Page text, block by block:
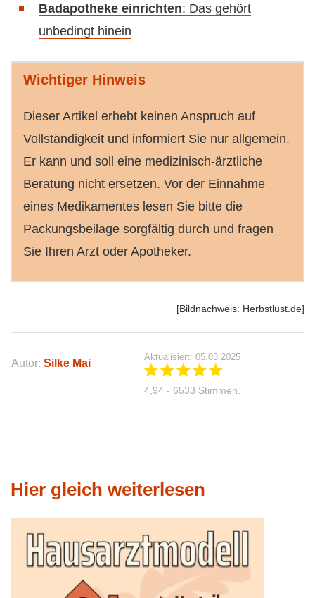
Badapotheke einrichten: Das gehört
unbedingt hinein
Wichtiger Hinweis
Dieser Artikel erhebt keinen Anspruch auf
Vollständigkeit und informiert Sie nur allgemein.
Er kann und soll eine medizinisch-ärztliche
Beratung nicht ersetzen. Vor der Einnahme
eines Medikamentes lesen Sie bitte die
Packungsbeilage sorgfältig durch und fragen
Sie Ihren Arzt oder Apotheker.
[Bildnachweis: Herbstlust.de]
Autor: Silke Mai
Aktualisiert: 05.03.2025
4,94 - 6533 Stimmen.
Hier gleich weiterlesen